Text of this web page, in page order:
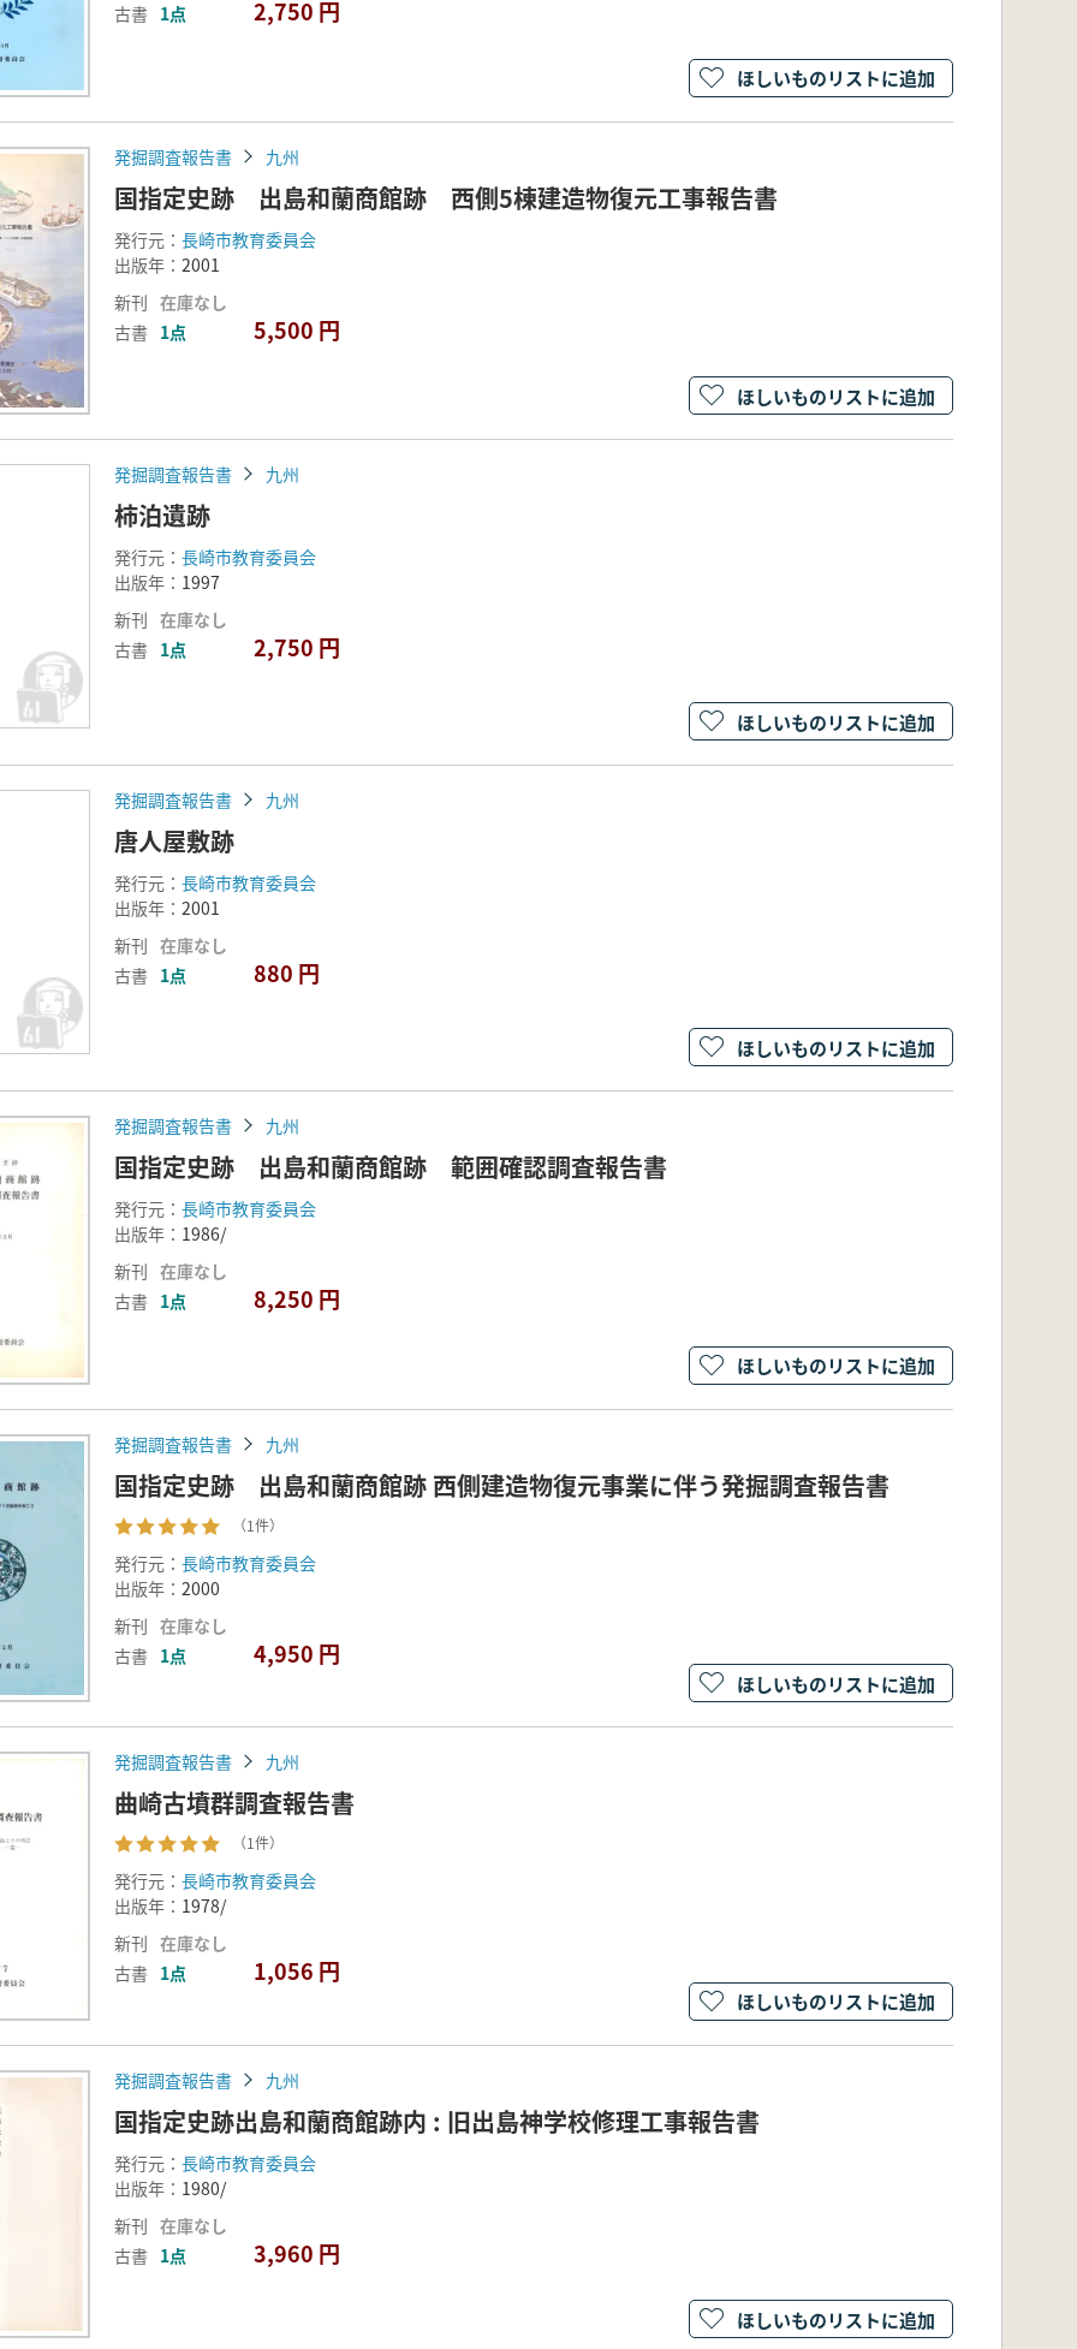
古書 1点 2,750 円
ほしいものリストに追加
発掘調査報告書 九州
国指定史跡 出島和蘭商館跡 西側5棟建造物復元工事報告書
発行元： 長崎市教育委員会
出版年： 2001
新刊 在庫なし
古書 1点 5,500 円
ほしいものリストに追加
発掘調査報告書 九州
柿泊遺跡
発行元： 長崎市教育委員会
出版年： 1997
新刊 在庫なし
古書 1点 2,750 円
ほしいものリストに追加
発掘調査報告書 九州
唐人屋敷跡
発行元： 長崎市教育委員会
出版年： 2001
新刊 在庫なし
古書 1点 880 円
ほしいものリストに追加
発掘調査報告書 九州
国指定史跡 出島和蘭商館跡 範囲確認調査報告書
発行元： 長崎市教育委員会
出版年： 1986/
新刊 在庫なし
古書 1点 8,250 円
ほしいものリストに追加
発掘調査報告書 九州
国指定史跡 出島和蘭商館跡 西側建造物復元事業に伴う発掘調査報告書
（1件）
発行元： 長崎市教育委員会
出版年： 2000
新刊 在庫なし
古書 1点 4,950 円
ほしいものリストに追加
発掘調査報告書 九州
曲崎古墳群調査報告書
（1件）
発行元： 長崎市教育委員会
出版年： 1978/
新刊 在庫なし
古書 1点 1,056 円
ほしいものリストに追加
発掘調査報告書 九州
国指定史跡出島和蘭商館跡内 : 旧出島神学校修理工事報告書
発行元： 長崎市教育委員会
出版年： 1980/
新刊 在庫なし
古書 1点 3,960 円
ほしいものリストに追加